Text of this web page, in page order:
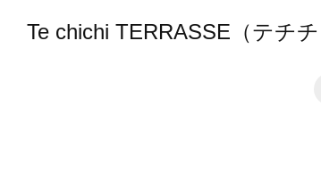
Te chichi TERRASSE（テチ